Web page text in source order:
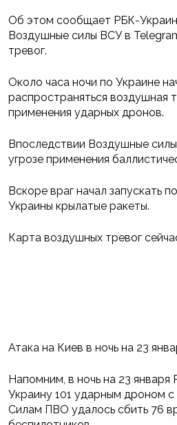
Об этом сообщает РБК-
Воздушные силы ВСУ в
тревог.
Около часа ночи по Украине
распространяться воздушная
применения ударных дронов.
Впоследствии Воздушные
угрозе применения
Вскоре враг начал запускать
Украины крылатые ракеты.
Карта воздушных тревог
Атака на Киев в ночь на 23
Напомним, в ночь на 23 января
Украину 101 ударным дроном с
Силам ПВО удалось сбить 76